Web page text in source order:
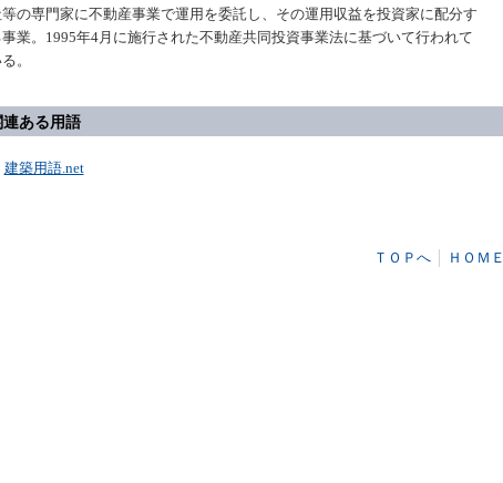
の専門家に不動産事業で運用を委託し、その運用収益を投資家に配分す
事業。1995年4月に施行された不動産共同投資事業法に基づいて行われて
。
連ある用語
建築用語.net
ＴＯＰへ│ ＨＯＭＥ